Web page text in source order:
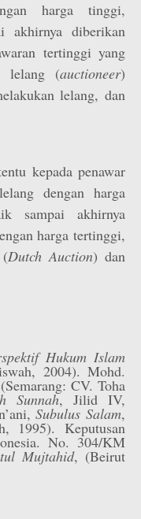
harga tinggi,
akhirnya diberikan
tertinggi yang
lelang (auctioneer)
lelang, dan
kepada penawar
dengan harga
sampai akhirnya
harga tertinggi,
(Dutch Auction) dan
Hukum Islam
2004). Mohd.
CV. Toha
Sunnah, Jilid IV,
Subulus Salam,
1995). Keputusan
No. 304/KM
Mujtahid, (Beirut